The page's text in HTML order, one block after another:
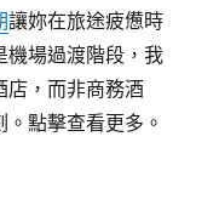
讓妳在旅途疲憊時
機場過渡階段，我
店，而非商務酒
點擊查看更多。